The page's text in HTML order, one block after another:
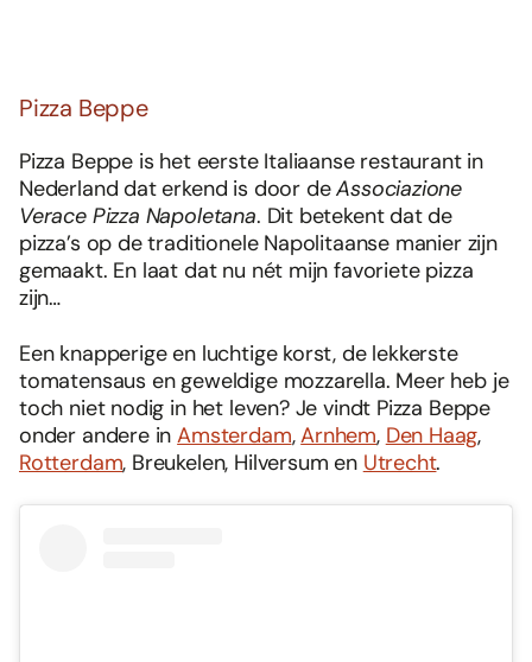
Pizza Beppe
Pizza Beppe is het eerste Italiaanse restaurant in
Nederland dat erkend is door deAssociazione
Verace Pizza Napoletana. Dit betekent dat de
pizza’s op de traditionele Napolitaanse manier zijn
gemaakt. En laat dat nu nét mijn favoriete pizza
zijn…
Een knapperige en luchtige korst, de lekkerste
tomatensaus en geweldige mozzarella. Meer heb je
toch niet nodig in het leven? Je vindt Pizza Beppe
onder andere inAmsterdam,Arnhem, Den Haag,
Rotterdam, Breukelen, Hilversum en Utrecht.